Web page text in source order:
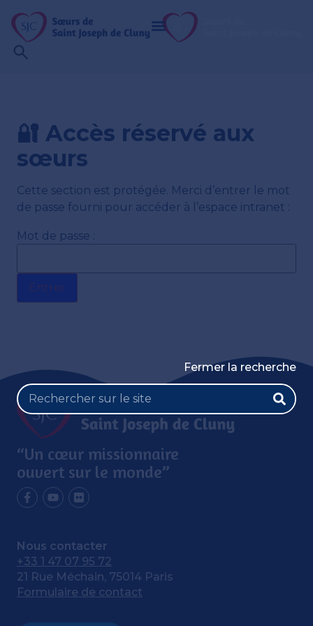
Fermer la recherche
🔐 Accès réservé aux
sœurs
Cette section est protégée. Merci d’entrer le mot
de passe fourni pour accéder à l’espace intranet :
Mot de passe :
“Un cœur missionnaire
ouvert sur le monde”
Nous contacter
+33 1 47 07 95 72
21 Rue Méchain, 75014 Paris
Formulaire de contact